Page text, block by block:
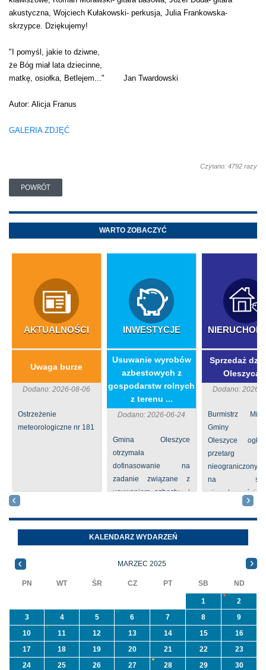
akustyczna, Wojciech Kułakowski- perkusja, Julia Frankowska-
skrzypce. Dziękujemy!
"I pomyśl, jakie to dziwne,
że Bóg miał lata dziecinne,
matkę, osiołka, Betlejem..." Jan Twardowski
Autor: Alicja Franus
GALERIA ZDJĘĆ
Czytano: 4792 razy
POWRÓT
WARTO ZOBACZYĆ
AKTUALNOŚCI
Uwaga burze
Dodano: 2026-08-06
Ostrzeżenie
meteorologiczne nr 181
INWESTYCJE
​Usuwanie wyrobów
azbestowych z
gospodarstw rolnych
z terenu ...
Dodano: 2026-06-24
Gmina Oleszyce
otrzymała
dofinasowanie na
zadanie związane z
usuwaniem azbestu i
azbest w ramach
programu
priorytetowego
Sprzedaż
Dodano: 2026-
Burmistrz
Gminy
Oleszyce
przetarg
nieograniczony
na
nieruchomości nr
Oleszycach
Orzeszkowej.
informacji ...
KALENDARZ WYDARZEŃ
MARZEC 2025
PN WT ŚR CZ PT SB ND
1
2
3
4 5 6 7 8
9
10
11 12 13 14 15
16
17
18 19 20 21 22
23
24
25 26 27 28 29
30